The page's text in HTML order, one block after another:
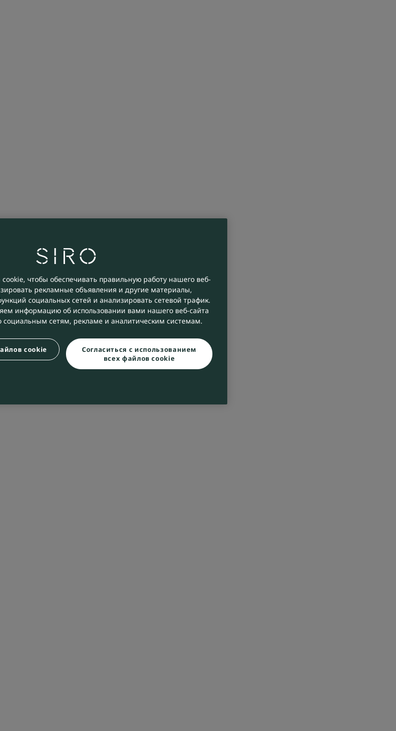
чтобы обеспечивать правильную работу нашего веб-
рекламные объявления и другие материалы,
социальных сетей и анализировать сетевой трафик.
информацию об использовании вами нашего веб-сайта
социальным сетям, рекламе и аналитическим системам.
Согласиться с использованием
всех файлов cookie
cookie